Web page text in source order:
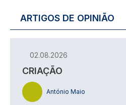
ARTIGOS DE OPINIÃO
02.08.2026
CRIAÇÃO
António Maio